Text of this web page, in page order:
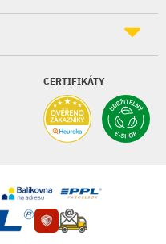
CERTIFIKÁTY